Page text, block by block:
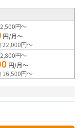
円～
円/月～
22,000円～
円～
円/月～
16,500円～